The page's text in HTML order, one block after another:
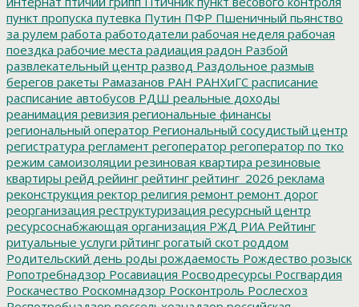
пункт пропуска путевка Путин ПФР Пшеничный пьянство
за рулем работа работодатели рабочая неделя рабочая
поездка рабочие места радиация радон Разбой
развлекательный центр развод Раздольное размыв
берегов ракеты Рамазанов РАН РАНХиГС расписание
расписание автобусов РДШ реальные доходы
реанимация ревизия региональные финансы
региональный оператор Региональный сосудистый центр
регистратура регламент регоператор регоператор по тко
режим самоизоляции резиновая квартира резиновые
квартиры рейд рейинг рейтинг рейтинг_2026 реклама
реконструкция ректор религия ремонт ремонт дорог
реорганизация реструктуризация ресурсный центр
ресурсоснабжающая организация РЖД РИА Рейтинг
ритуальные услуги рйтинг рогатый скот роддом
Родительский день роды рождаемость Рождество розыск
Ропотребнадзор Росавиация Росводресурсы Росгвардия
Роскачество Роскомнадзор Росконтроль Рослесхоз